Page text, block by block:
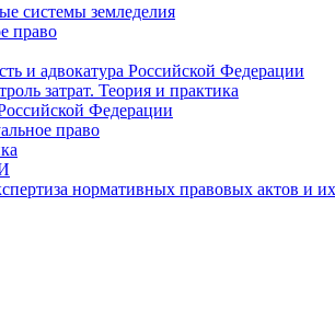
системы земледелия
право
и адвокатура Российской Федерации
затрат. Теория и практика
Федерации
право
нормативных правовых актов и